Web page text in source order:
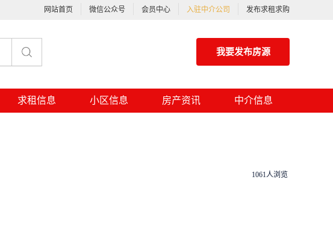
网站首页 微信公众号 会员中心 入驻中介公司 发布求租求购
我要发布房源
求租信息 小区信息 房产资讯 中介信息
1061人浏览